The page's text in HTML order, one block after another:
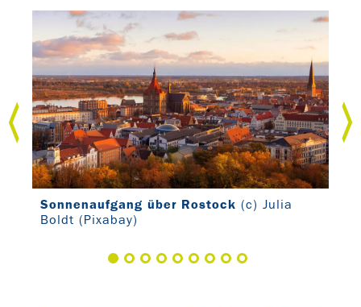
Sonnenaufgang über Rostock (c) Julia
Boldt (Pixabay)